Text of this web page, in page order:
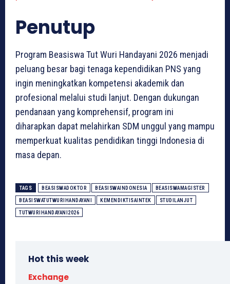
Penutup
Program Beasiswa Tut Wuri Handayani 2026 menjadi
peluang besar bagi tenaga kependidikan PNS yang
ingin meningkatkan kompetensi akademik dan
profesional melalui studi lanjut. Dengan dukungan
pendanaan yang komprehensif, program ini
diharapkan dapat melahirkan SDM unggul yang mampu
memperkuat kualitas pendidikan tinggi Indonesia di
masa depan.
TAGS BEASISWADOKTOR BEASISWAINDONESIA BEASISWAMAGISTER
BEASISWATUTWURIHANDAYANI KEMENDIKTISAINTEK STUDILANJUT
TUTWURIHANDAYANI2026
Hot this week
Exchange